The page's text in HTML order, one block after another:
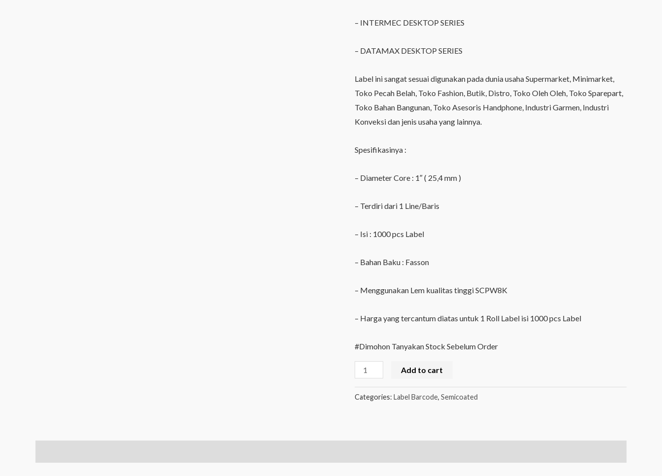
– INTERMEC DESKTOP SERIES
– DATAMAX DESKTOP SERIES
Label ini sangat sesuai digunakan pada dunia usaha Supermarket, Minimarket,
Toko Pecah Belah, Toko Fashion, Butik, Distro, Toko Oleh Oleh, Toko Sparepart,
Toko Bahan Bangunan, Toko Asesoris Handphone, Industri Garmen, Industri
Konveksi dan jenis usaha yang lainnya.
Spesifikasinya :
– Diameter Core : 1″ ( 25,4 mm )
– Terdiri dari 1 Line/Baris
– Isi : 1000 pcs Label
– Bahan Baku : Fasson
– Menggunakan Lem kualitas tinggi SCPW8K
– Harga yang tercantum diatas untuk 1 Roll Label isi 1000 pcs Label
#Dimohon Tanyakan Stock Sebelum Order
Label
70mm
1000
Add to cart
Categories: Label Barcode, Semicoated